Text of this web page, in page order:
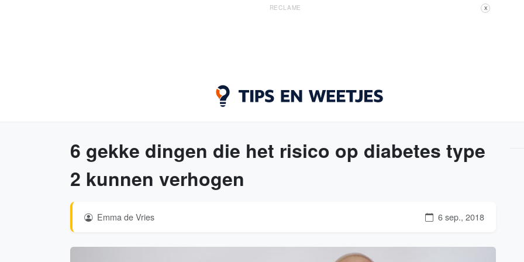
RECLAME X
6 gekke dingen die het risico op diabetes type
2 kunnen verhogen
Emma de Vries 6 sep., 2018